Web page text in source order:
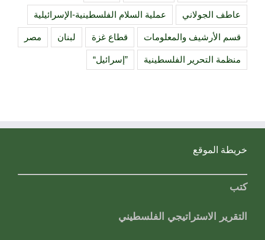
عاطف الجولاني عملية السلام الفلسطينية-الإسرائيلية
قسم الأرشيف والمعلومات قطاع غزة لبنان مصر
منظمة التحرير الفلسطينية ”إسرائيل“
خريطة الموقع
كتب
التقرير الاستراتيجي الفلسطيني